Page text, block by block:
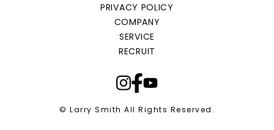
PRIVACY POLICY
COMPANY
SERVICE
RECRUIT
© Larry Smith All Rights Reserved.